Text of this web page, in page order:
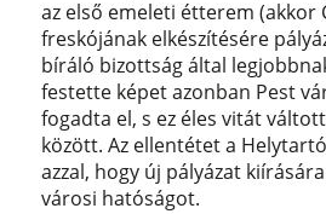
az első emeleti étterem (akkor
freskójának elkészítésére
bíráló bizottság által
festette képet azonban Pest
fogadta el, s ez éles vitát
között. Az ellentétet a
azzal, hogy új pályázat
városi hatóságot.